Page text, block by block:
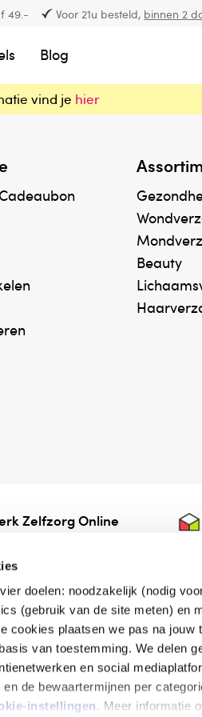
doelen: noodzakelijk (nodig
(gebruik van de site meten) en
cookies plaatsen we pas na
van toestemming. We delen
en social
de bewaartermijnen per
instellingen. Meer informatie
49.- Voor 21u besteld, binnen 2
Blog
vind je hier
Beauty
Zelfzorg Online
de
Disclaimer